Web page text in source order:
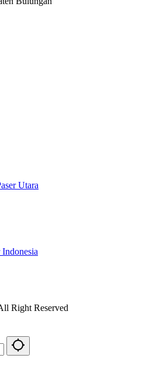
Utara
Right Reserved